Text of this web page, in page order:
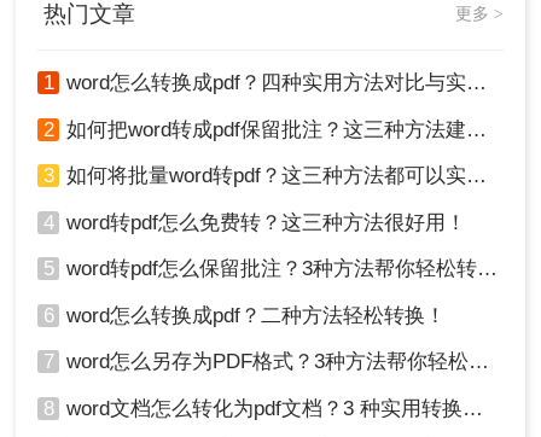
热门文章 更多 >
1 word怎么转换成pdf？四种实用方法对比与实操指南（附详细表格）！
2 如何把word转成pdf保留批注？这三种方法建议收藏！
3 如何将批量word转pdf？这三种方法都可以实现批量转换
4 word转pdf怎么免费转？这三种方法很好用！
5 word转pdf怎么保留批注？3种方法帮你轻松转换！
6 word怎么转换成pdf？二种方法轻松转换！
7 word怎么另存为PDF格式？3种方法帮你轻松转换!
8 word文档怎么转化为pdf文档？3 种实用转换方法，完美保留原文档格式！